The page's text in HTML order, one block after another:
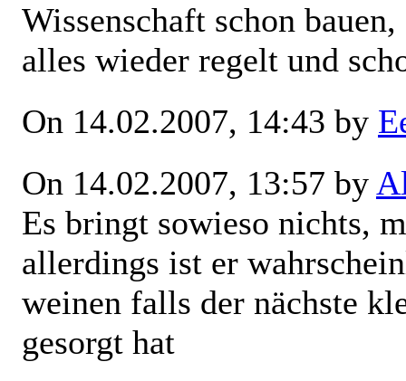
Wissenschaft schon
alles wieder regelt und
On 14.02.2007, 14:43 by
On 14.02.2007, 13:57 by
Es bringt sowieso nichts,
allerdings ist er
weinen falls der nächste
gesorgt hat